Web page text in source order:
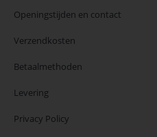
Openingstijden en contact
Verzendkosten
Betaalmethoden
Levering
Privacy Policy